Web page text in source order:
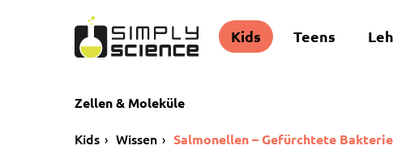
Kids Teens
Zellen & Moleküle
Kids Wissen Salmonellen – Gefürchtete